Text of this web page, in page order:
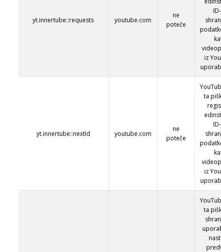
yt.innertube::requests youtube.com
ne
poteče
iz
yt.innertube::nextId youtube.com
ne
poteče
ta
iz
ta